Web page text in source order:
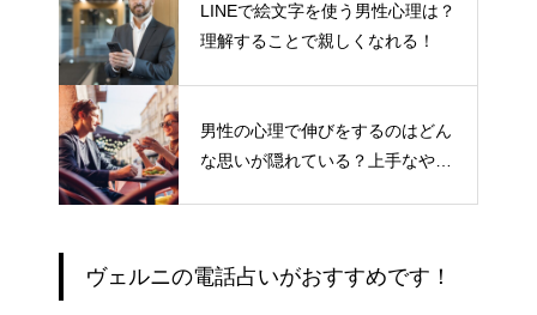
LINEで絵文字を使う男性心理は？
理解することで親しくなれる！
男性の心理で伸びをするのはどん
な思いが隠れている？上手なやり
ヴェルニの電話占いがおすすめです！